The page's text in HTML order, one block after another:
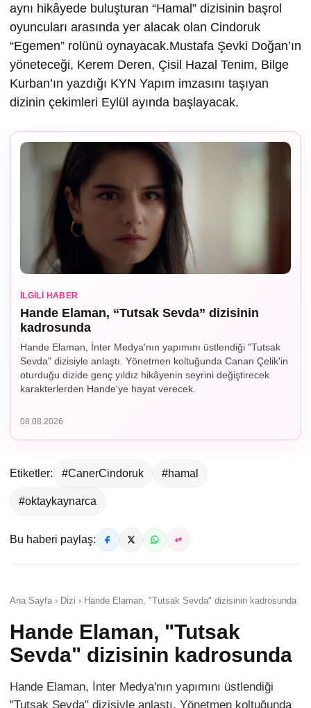
aynı hikâyede buluşturan “Hamal” dizisinin başrol
oyuncuları arasında yer alacak olan Cindoruk
“Egemen” rolünü oynayacak.Mustafa Şevki Doğan’ın
yöneteceği, Kerem Deren, Çisil Hazal Tenim, Bilge
Kurban’ın yazdığı KYN Yapım imzasını taşıyan
dizinin çekimleri Eylül ayında başlayacak.
İLGILI HABER
Hande Elaman, “Tutsak Sevda” dizisinin
kadrosunda
Hande Elaman, İnter Medya'nın yapımını üstlendiği "Tutsak
Sevda" dizisiyle anlaştı. Yönetmen koltuğunda Canan Çelik'in
oturduğu dizide genç yıldız hikâyenin seyrini değiştirecek
karakterlerden Hande'ye hayat verecek.
08.08.2026
Etiketler: #CanerCindoruk #hamal
#oktaykaynarca
Bu haberi paylaş:
Ana Sayfa › Dizi › Hande Elaman, "Tutsak Sevda" dizisinin kadrosunda
Hande Elaman, "Tutsak
Sevda" dizisinin kadrosunda
Hande Elaman, İnter Medya'nın yapımını üstlendiği
"Tutsak Sevda" dizisiyle anlaştı. Yönetmen koltuğunda